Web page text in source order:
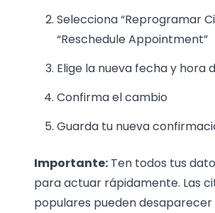
Selecciona “Reprogramar
“Reschedule Appointment”
Elige la nueva fecha y hora
Confirma el cambio
Guarda tu nueva
Importante: Ten todos tus
para actuar rápidamente. Las
populares pueden